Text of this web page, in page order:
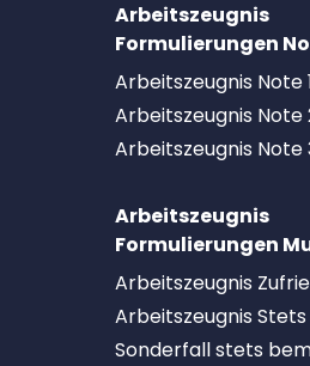
Arbeitszeugnis
Formulierungen
Arbeitszeugnis Note
Arbeitszeugnis Note
Arbeitszeugnis Note
Arbeitszeugnis
Formulierungen
Arbeitszeugnis
Arbeitszeugnis Stets
Sonderfall stets